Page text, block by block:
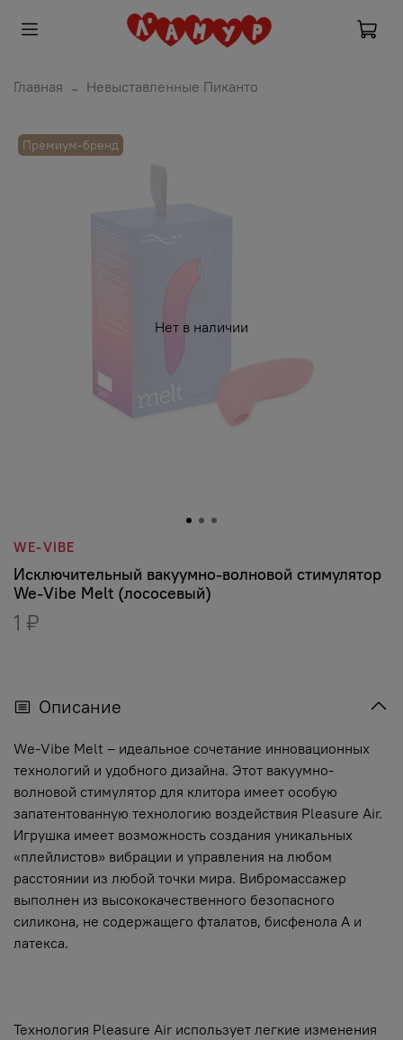
Главная Невыставленные Пиканто
Нет в наличии
Премиум-бренд
WE-VIBE
Исключительный вакуумно-волновой стимулятор
We-Vibe Melt (лососевый)
1 ₽
Описание
We-Vibe Melt – идеальное сочетание инновационных
технологий и удобного дизайна. Этот вакуумно-
волновой стимулятор для клитора имеет особую
запатентованную технологию воздействия Pleasure Air.
Игрушка имеет возможность создания уникальных
«плейлистов» вибрации и управления на любом
расстоянии из любой точки мира. Вибромассажер
выполнен из высококачественного безопасного
силикона, не содержащего фталатов, бисфенола А и
латекса.
Технология Pleasure Air использует легкие изменения